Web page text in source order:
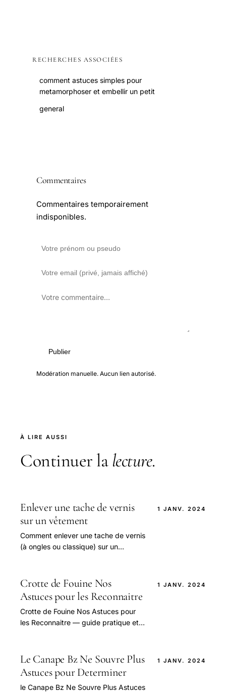
RECHERCHES ASSOCIÉES
comment astuces simples pour
metamorphoser et embellir un petit
general
Commentaires
Commentaires temporairement
indisponibles.
Publier
Modération manuelle. Aucun lien autorisé.
À LIRE AUSSI
Continuer la lecture.
Enlever une tache de vernis
sur un vêtement
Comment enlever une tache de vernis
(à ongles ou classique) sur un
tache fraîche.
1 JANV. 2024
Crotte de Fouine Nos
Astuces pour les Reconnaitre
Crotte de Fouine Nos Astuces pour
les Reconnaitre — guide pratique et
1 JANV. 2024
Le Canape Bz Ne Souvre Plus
Astuces pour Determiner
le Canape Bz Ne Souvre Plus Astuces
1 JANV. 2024